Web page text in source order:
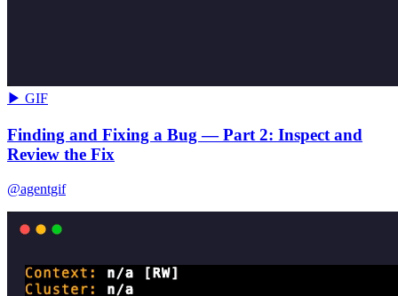
▶ GIF
Finding and Fixing a Bug — Part 2: Inspect and
Review the Fix
@agentgif